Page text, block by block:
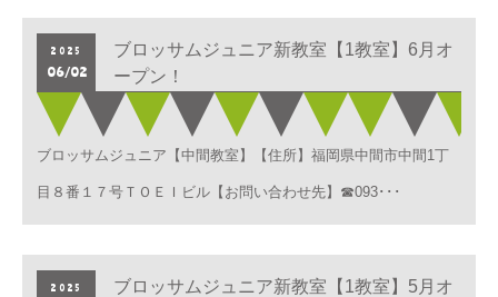
2025
06/02
ブロッサムジュニア新教室【1教室】6月オ
ープン！
ブロッサムジュニア【中間教室】【住所】福岡県中間市中間1丁
目８番１７号ＴＯＥＩビル【お問い合わせ先】☎093･･･
2025
ブロッサムジュニア新教室【1教室】5月オ